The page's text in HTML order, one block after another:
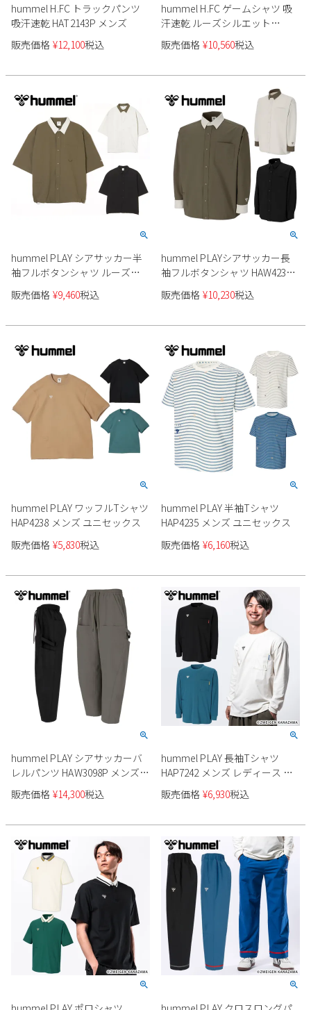
hummel H.FC トラックパンツ
吸汗速乾 HAT2143P メンズ
販売価格 ¥12,100税込
hummel H.FC ゲームシャツ 吸
汗速乾 ルーズシルエット
HAG3033 メンズ
販売価格 ¥10,560税込
hummel PLAY シアサッカー半
袖フルボタンシャツ ルーズシ
ルエット 吸汗速乾 UVカット
HAW4237 ユニセックス
販売価格 ¥9,460税込
hummel PLAYシアサッカー長
袖フルボタンシャツ HAW4238
メンズ レディース ユニセック
ス
販売価格 ¥10,230税込
hummel PLAY ワッフルTシャツ
HAP4238 メンズ ユニセックス
販売価格 ¥5,830税込
hummel PLAY 半袖Tシャツ
HAP4235 メンズ ユニセックス
販売価格 ¥6,160税込
hummel PLAY シアサッカーバ
レルパンツ HAW3098P メンズ
レディース ユニセックス
販売価格 ¥14,300税込
hummel PLAY 長袖Tシャツ
HAP7242 メンズ レディース ユ
ニセックス
販売価格 ¥6,930税込